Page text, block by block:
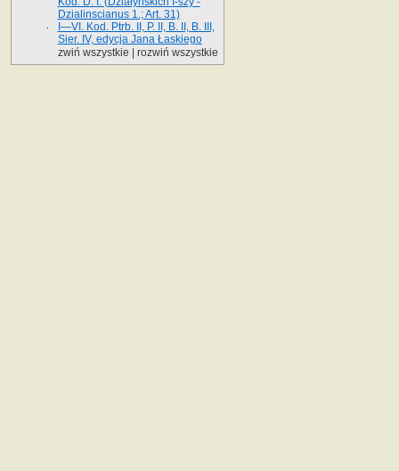
Dzialinscianus 1.; Art. 31)
I—VI. Kod. Ptrb. II, P. II, B. II, B. III,
Sier. IV, edycja Jana Łaskiego
zwiń wszystkie
rozwiń wszystkie